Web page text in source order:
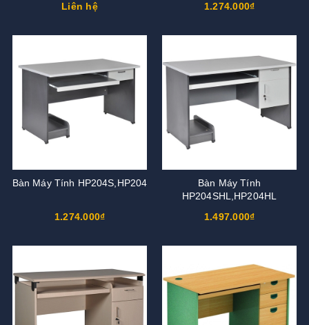
Liên hệ
1.274.000₫
Bàn Máy Tính HP204S,HP204
1.274.000₫
Bàn Máy Tính
HP204SHL,HP204HL
1.497.000₫